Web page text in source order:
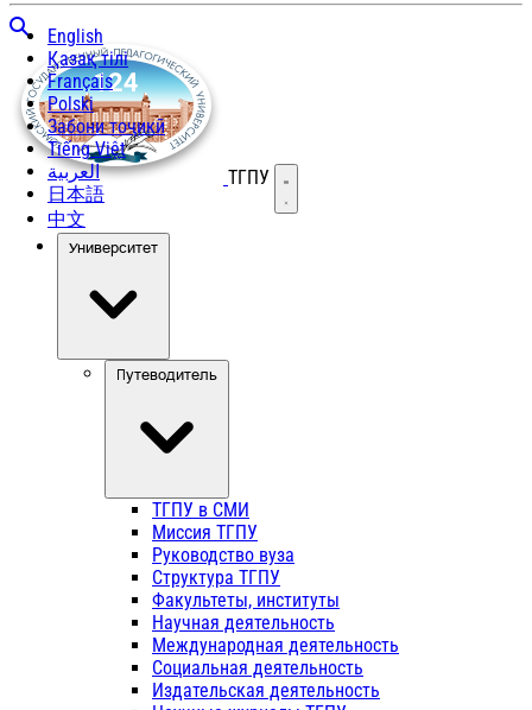
English
Қазақ тілі
Français
Polski
Забони тоҷикӣ
Tiếng Việt
العربية
日本語
中文
ТГПУ Открыть меню
Университет
Путеводитель
ТГПУ в СМИ
Миссия ТГПУ
Руководство вуза
Структура ТГПУ
Факультеты, институты
Научная деятельность
Международная деятельность
Социальная деятельность
Издательская деятельность